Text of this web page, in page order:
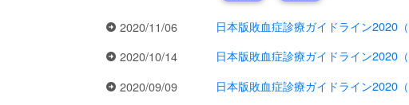
2020/11/06
日本版敗血症診療ガイドライン
2020/10/14
日本版敗血症診療ガイドライン
2020/09/09
日本版敗血症診療ガイドライン